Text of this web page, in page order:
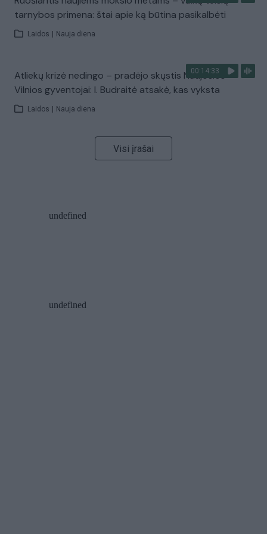
tarnybos primena: štai apie ką būtina pasikalbėti
Laidos Nauja diena
00:14:33
Atliekų krizė nedingo – pradėjo skųstis Naujosios
Vilnios gyventojai: I. Budraitė atsakė, kas vyksta
Laidos Nauja diena
Visi įrašai